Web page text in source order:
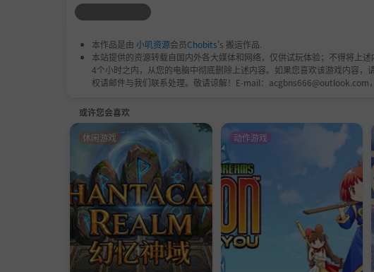
本作品是由 小叽资源会员Chobits's 搬运作品.
本站提供的资源转载自国内外各大媒体和网络，仅供试玩体验；不得将上
4个小时之内，从您的电脑中彻底删除上述内容。如果您喜欢该游戏内容
权请邮件与我们联系处理。敬请谅解！E-mail：acgbns666@outlook.com
或许您会喜欢
休闲游戏 动作游戏